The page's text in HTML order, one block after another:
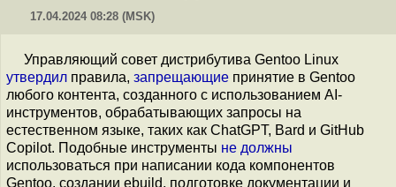
17.04.2024 08:28 (MSK)
Управляющий совет дистрибутива Gentoo Linux
утвердил правила, запрещающие принятие в Gentoo
любого контента, созданного с использованием AI-
инструментов, обрабатывающих запросы на
естественном языке, таких как ChatGPT, Bard и GitHub
Copilot. Подобные инструменты не должны
использоваться при написании кода компонентов
Gentoo, создании ebuild, подготовке документации и